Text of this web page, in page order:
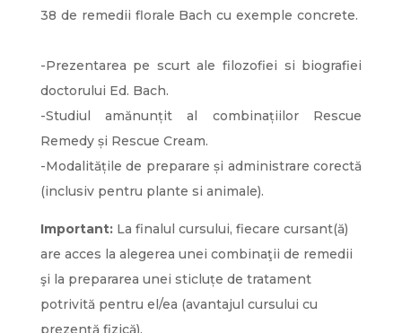
38 de remedii florale Bach cu exemple concrete.
-Prezentarea pe scurt ale filozofiei si biografiei
doctorului Ed. Bach.
-Studiul amănunțit al combinațiilor Rescue
Remedy și Rescue Cream.
-Modalitățile de preparare și administrare corectă
(inclusiv pentru plante si animale).
Important: La finalul cursului, fiecare cursant(ă)
are acces la alegerea unei combinaţii de remedii
şi la prepararea unei sticluțe de tratament
potrivită pentru el/ea (avantajul cursului cu
prezenţă fizică).